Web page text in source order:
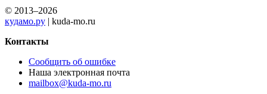
© 2013–2026
кудамо.ру | kuda-mo.ru
Контакты
Сообщить об ошибке
Наша электронная почта
mailbox@kuda-mo.ru